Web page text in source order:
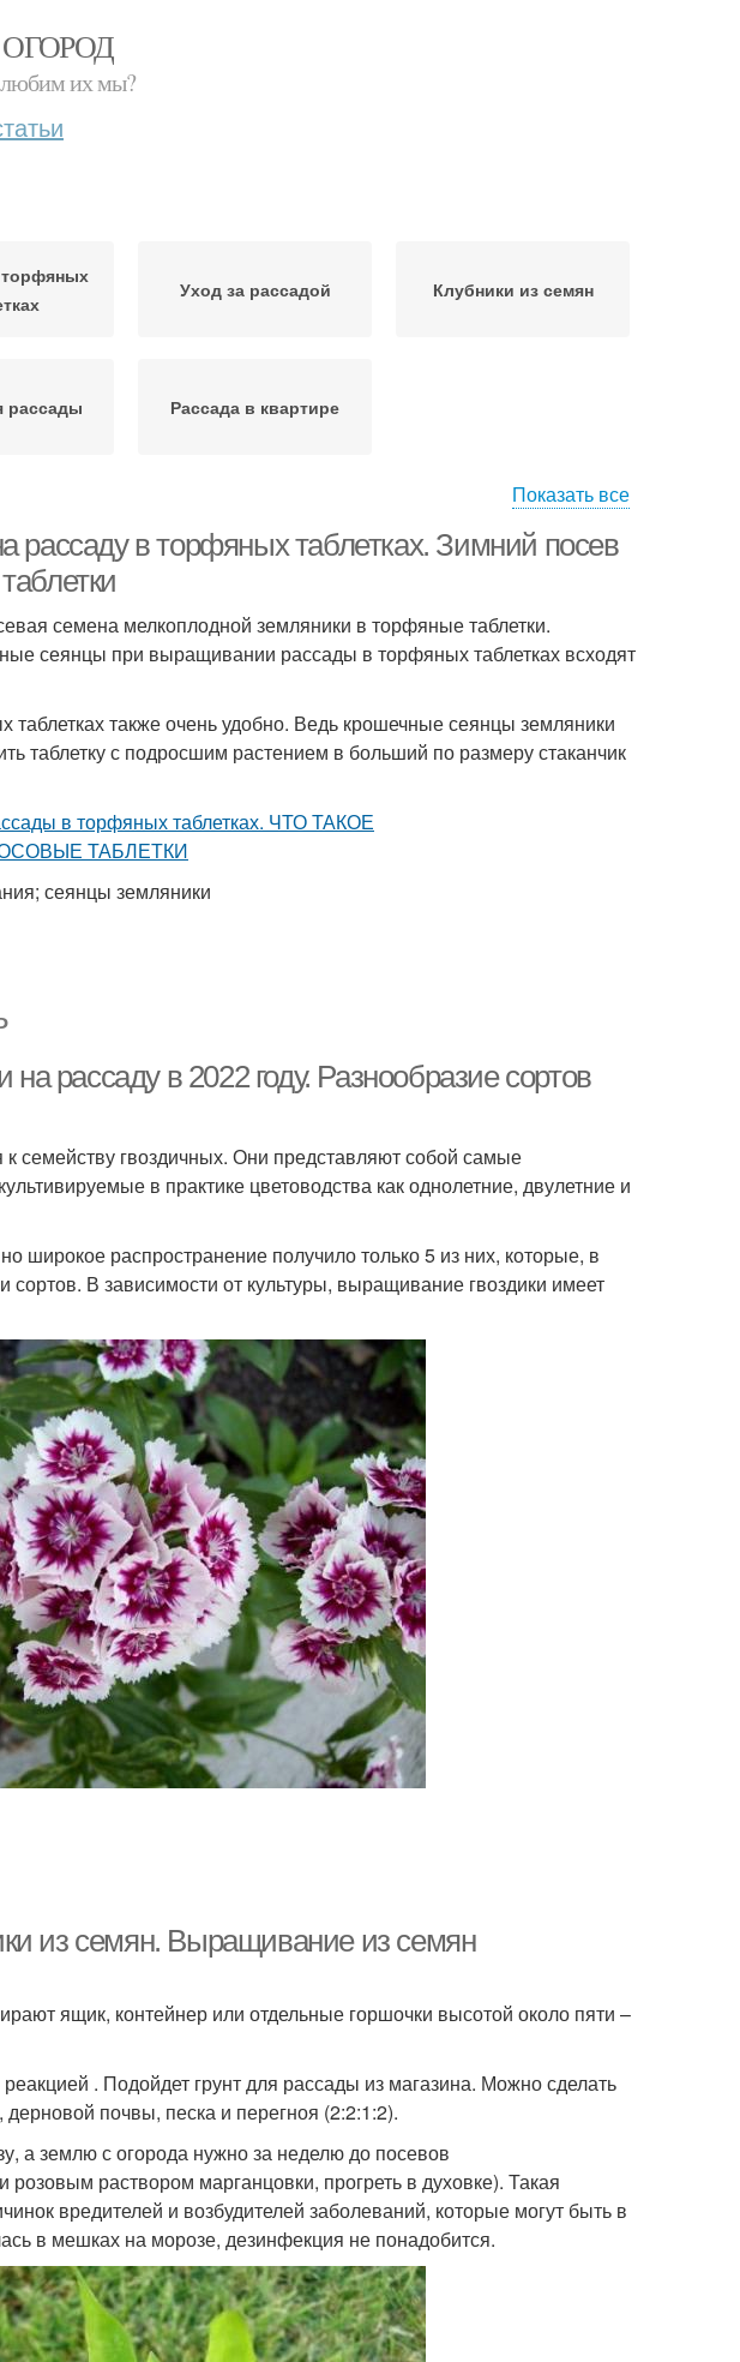
любим их мы?
Уход за рассадой Клубники из семян
рассады Рассада в квартире
Показать все
рассаду в торфяных таблетках. Зимний посев
семена мелкоплодной земляники в торфяные таблетки.
сеянцы при выращивании рассады в торфяных таблетках всходят
также очень удобно. Ведь крошечные сеянцы земляники
таблетку с подросшим растением в больший по размеру стаканчик
сеянцы земляники
на рассаду в 2022 году. Разнообразие сортов
семейству гвоздичных. Они представляют собой самые
в практике цветоводства как однолетние, двулетние и
широкое распространение получило только 5 из них, которые, в
В зависимости от культуры, выращивание гвоздики имеет
из семян. Выращивание из семян
ящик, контейнер или отдельные горшочки высотой около пяти –
. Подойдет грунт для рассады из магазина. Можно сделать
почвы, песка и перегноя (2:2:1:2).
а землю с огорода нужно за неделю до посевов
раствором марганцовки, прогреть в духовке). Такая
вредителей и возбудителей заболеваний, которые могут быть в
в мешках на морозе, дезинфекция не понадобится.